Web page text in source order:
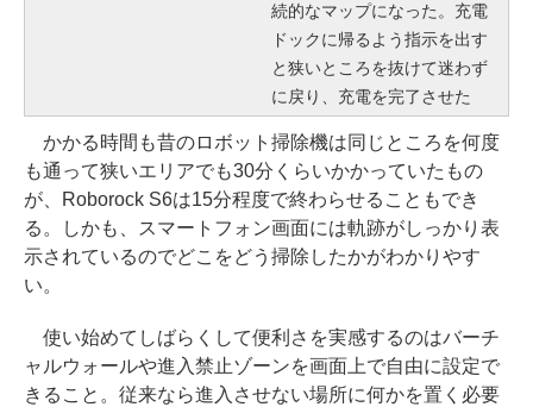
続的なマップになった。充電
ドックに帰るよう指示を出す
と狭いところを抜けて迷わず
に戻り、充電を完了させた
かかる時間も昔のロボット掃除機は同じところを何度
も通って狭いエリアでも30分くらいかかっていたもの
が、Roborock S6は15分程度で終わらせることもでき
る。しかも、スマートフォン画面には軌跡がしっかり表
示されているのでどこをどう掃除したかがわかりやす
い。
使い始めてしばらくして便利さを実感するのはバーチ
ャルウォールや進入禁止ゾーンを画面上で自由に設定で
きること。従来なら進入させない場所に何かを置く必要